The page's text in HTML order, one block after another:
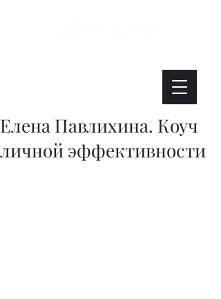
Елена Павлихина. Коуч
личной эффективности